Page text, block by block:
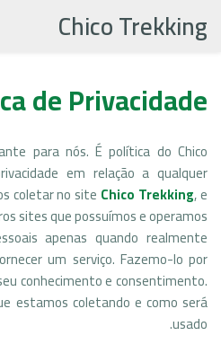
Chico Trekking
de Privacidade
para nós. É política do Chico
em relação a qualquer
coletar no site Chico Trekking, e
sites que possuímos e operamos.
apenas quando realmente
um serviço. Fazemo-lo por
conhecimento e consentimento.
estamos coletando e como será
usado.